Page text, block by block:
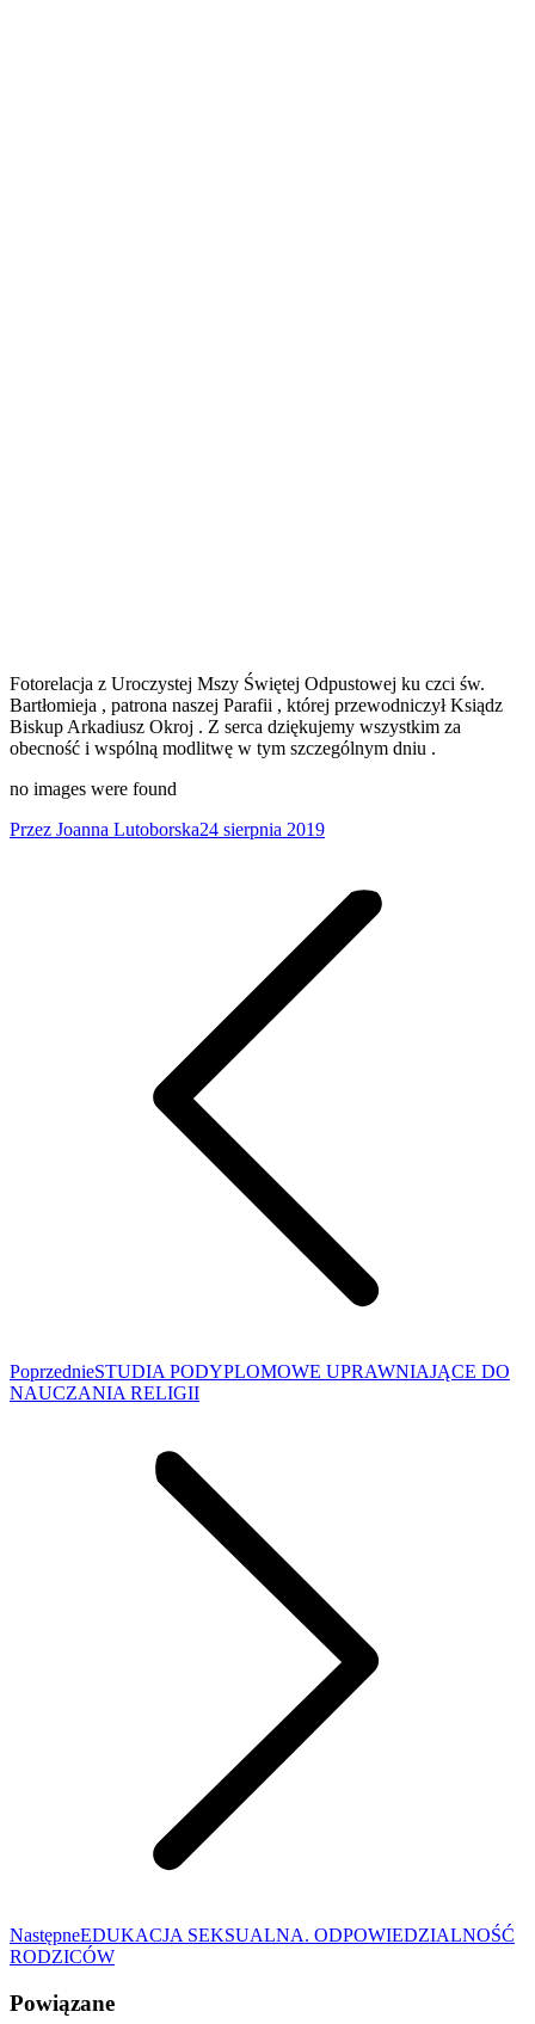
Fotorelacja z Uroczystej Mszy Świętej Odpustowej ku czci św.
Bartłomieja , patrona naszej Parafii , której przewodniczył Ksiądz
Biskup Arkadiusz Okroj . Z serca dziękujemy wszystkim za
obecność i wspólną modlitwę w tym szczególnym dniu .
no images were found
Przez Joanna Lutoborska24 sierpnia 2019
PoprzedniePoprzedni
wpis:
STUDIA PODYPLOMOWE UPRAWNIAJĄCE DO
NAUCZANIA RELIGII
NastępneNastępny
wpis:
EDUKACJA SEKSUALNA. ODPOWIEDZIALNOŚĆ
RODZICÓW
Powiązane